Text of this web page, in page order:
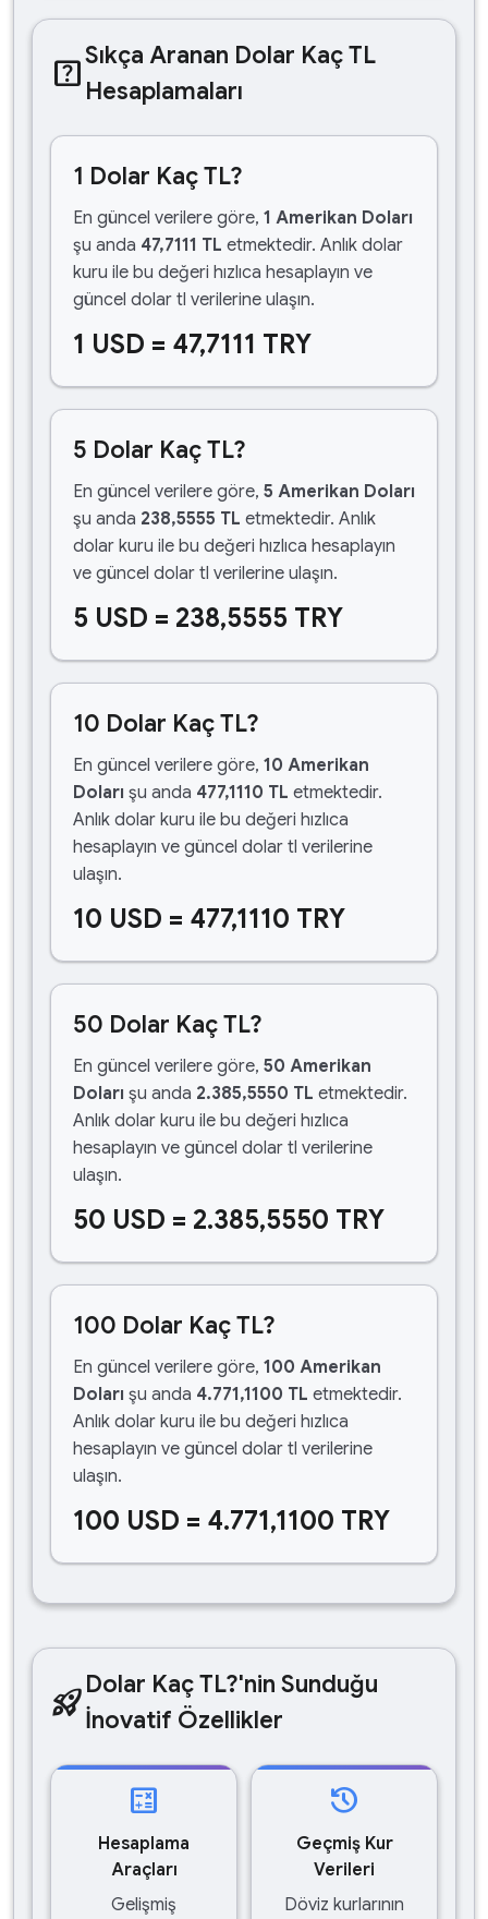
help_centerSıkça Aranan Dolar Kaç TL
Hesaplamaları
1 Dolar Kaç TL?
En güncel verilere göre, 1 Amerikan Doları
şu anda 47,7111 TL etmektedir. Anlık dolar
kuru ile bu değeri hızlıca hesaplayın ve
güncel dolar tl verilerine ulaşın.
1 USD = 47,7111 TRY
5 Dolar Kaç TL?
En güncel verilere göre, 5 Amerikan Doları
şu anda 238,5555 TL etmektedir. Anlık
dolar kuru ile bu değeri hızlıca hesaplayın
ve güncel dolar tl verilerine ulaşın.
5 USD = 238,5555 TRY
10 Dolar Kaç TL?
En güncel verilere göre, 10 Amerikan
Doları şu anda 477,1110 TL etmektedir.
Anlık dolar kuru ile bu değeri hızlıca
hesaplayın ve güncel dolar tl verilerine
ulaşın.
10 USD = 477,1110 TRY
50 Dolar Kaç TL?
En güncel verilere göre, 50 Amerikan
Doları şu anda 2.385,5550 TL etmektedir.
Anlık dolar kuru ile bu değeri hızlıca
hesaplayın ve güncel dolar tl verilerine
ulaşın.
50 USD = 2.385,5550 TRY
100 Dolar Kaç TL?
En güncel verilere göre, 100 Amerikan
Doları şu anda 4.771,1100 TL etmektedir.
Anlık dolar kuru ile bu değeri hızlıca
hesaplayın ve güncel dolar tl verilerine
ulaşın.
100 USD = 4.771,1100 TRY
rocket_launchDolar Kaç TL?'nin Sunduğu
İnovatif Özellikler
calculate
Hesaplama
Araçları
Gelişmiş
history
Geçmiş Kur
Verileri
Döviz kurlarının